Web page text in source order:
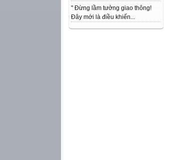
" Đừng lầm tưởng giao thông!
Đây mới là điều khiến...